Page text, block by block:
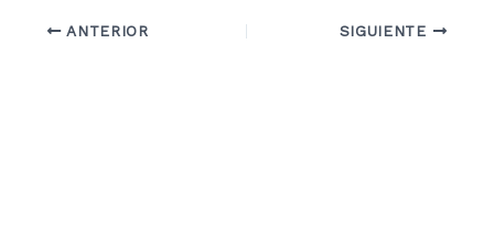
ANTERIOR SIGUIENTE